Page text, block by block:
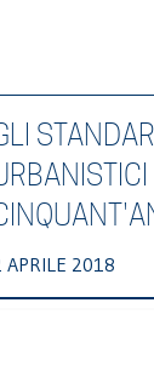
APRILE 2018